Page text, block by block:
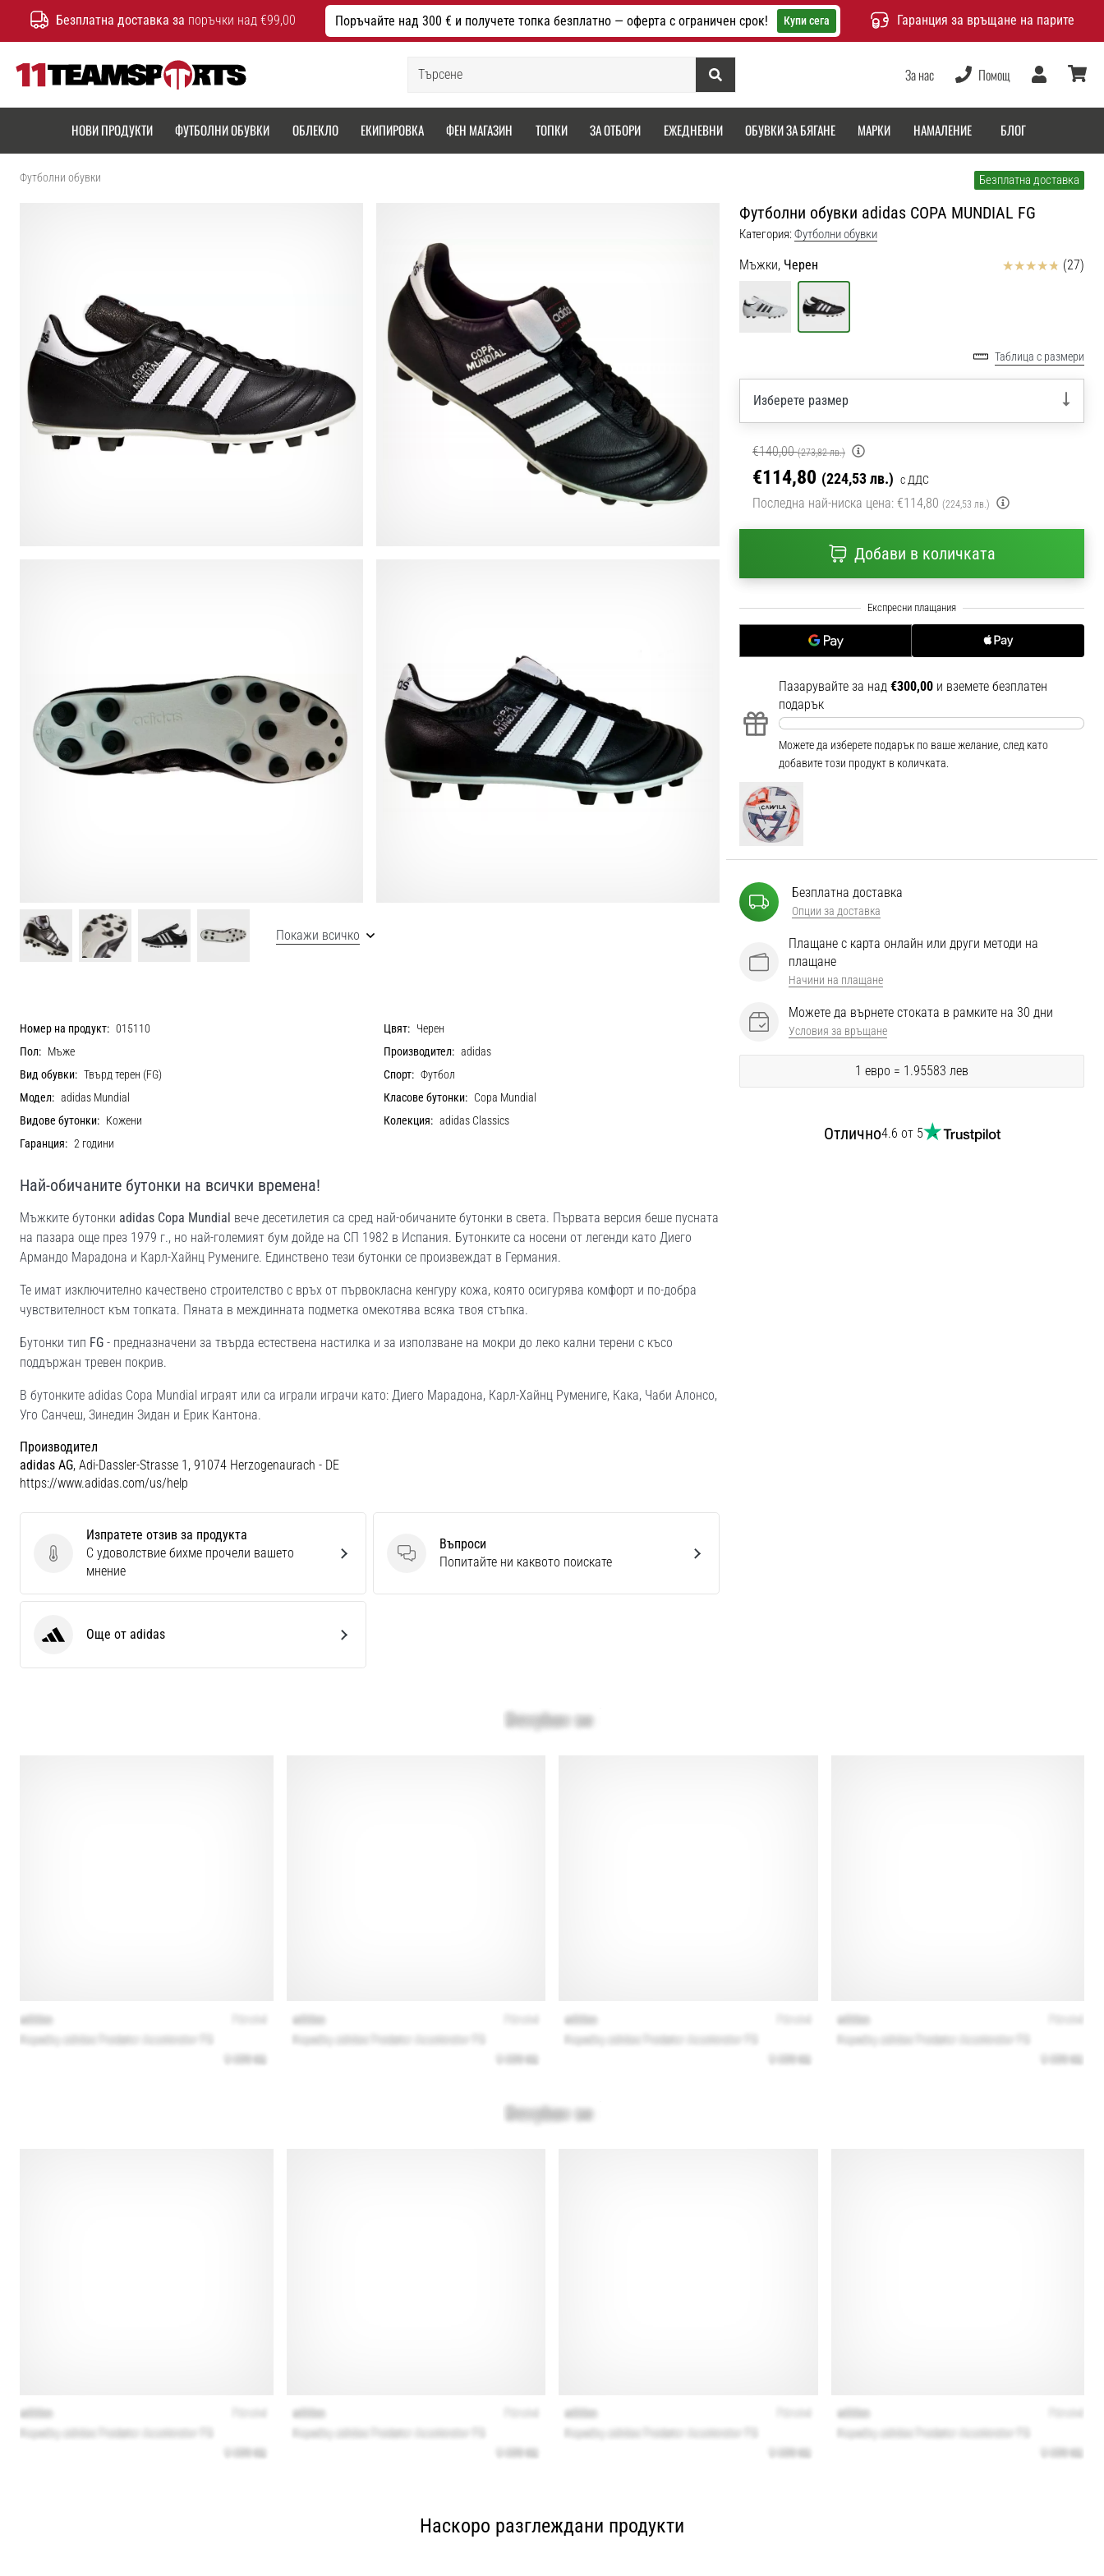
Безплатна доставка за поръчки над €99,00 Поръчайте над 300 € и получете топка безплатно — оферта с ограничен срок! Купи сега Гаранция за връщане на парите
Търсене
За нас Помощ
Потребител
НОВИ ПРОДУКТИ ФУТБОЛНИ ОБУВКИ ОБЛЕКЛО ЕКИПИРОВКА ФЕН МАГАЗИН ТОПКИ ЗА ОТБОРИ ЕЖЕДНЕВНИ ОБУВКИ ЗА БЯГАНЕ МАРКИ НАМАЛЕНИЕ БЛОГ
Футболни обувки Безплатна доставка
Футболни обувки adidas COPA MUNDIAL FG
Категория:Футболни обувки
Мъжки, Черен Отзиви (27)
Таблица с размери
Изберете размер
€140,00 (273,82 лв.)
€114,80 (224,53 лв.) с ДДС
Последна най-ниска цена: €114,80 (224,53 лв.)
Добави в количката
Пазарувайте за над €300,00 и вземете безплатен
подарък
Можете да изберете подарък по ваше желание, след като
добавите този продукт в количката.
Безплатна доставка
Опции за доставка
Плащане с карта онлайн или други методи на
плащане
Начини на плащане
Можете да върнете стоката в рамките на 30 дни
Условия за връщане
1 евро = 1.95583 лев
Отлично4.6 от 5
Покажи всичко
Номер на продукт: 015110 Цвят: Черен
Пол: Мъже Производител: adidas
Вид обувки: Твърд терен (FG) Спорт: Футбол
Модел: adidas Mundial Класове бутонки: Copa Mundial
Видове бутонки: Кожени Колекция: adidas Classics
Гаранция: 2 години
Най-обичаните бутонки на всички времена!
Мъжките бутонки adidas Copa Mundial вече десетилетия са сред най-обичаните бутонки в света. Първата версия беше пусната
на пазара още през 1979 г., но най-големият бум дойде на СП 1982 в Испания. Бутонките са носени от легенди като Диего
Армандо Марадона и Карл-Хайнц Румениге. Единствено тези бутонки се произвеждат в Германия.
Те имат изключително качествено строителство с връх от първокласна кенгуру кожа, която осигурява комфорт и по-добра
чувствителност към топката. Пяната в междинната подметка омекотява всяка твоя стъпка.
Бутонки тип FG - предназначени за твърда естествена настилка и за използване на мокри до леко кални терени с късо
поддържан тревен покрив.
В бутонките adidas Copa Mundial играят или са играли играчи като: Диего Марадона, Карл-Хайнц Румениге, Кака, Чаби Алонсо,
Уго Санчеш, Зинедин Зидан и Ерик Кантона.
Производител
adidas AG, Adi-Dassler-Strasse 1, 91074 Herzogenaurach - DE
https://www.adidas.com/us/help
Изпратете отзив за продукта
Изпратете отзив за продукта
С удоволствие бихме прочели вашето
мнение
Въпроси
Въпроси
Попитайте ни каквото поискате
adidas Още от adidas
Наскоро разглеждани продукти